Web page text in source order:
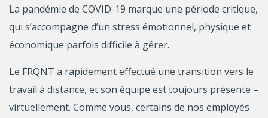
La pandémie de COVID-19 marque une période critique,
qui s’accompagne d’un stress émotionnel, physique et
économique parfois difficile à gérer.
Le FRQNT a rapidement effectué une transition vers le
travail à distance, et son équipe est toujours présente –
virtuellement. Comme vous, certains de nos employés